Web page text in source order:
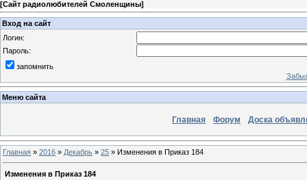
[Сайт радиолюбителей Смоленщины]
Вход на сайт
Логин:
Пароль:
запомнить
Меню сайта
Главная Форум Доска
Главная » 2016 » Декабрь » 25 » Изменения в Приказ 184
Изменения в Приказ 184